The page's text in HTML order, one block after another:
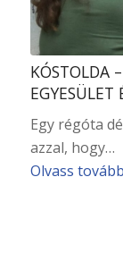
KÓSTOLDA
EGYESÜLET
Egy régóta
azzal, hogy…
Olvass tovább